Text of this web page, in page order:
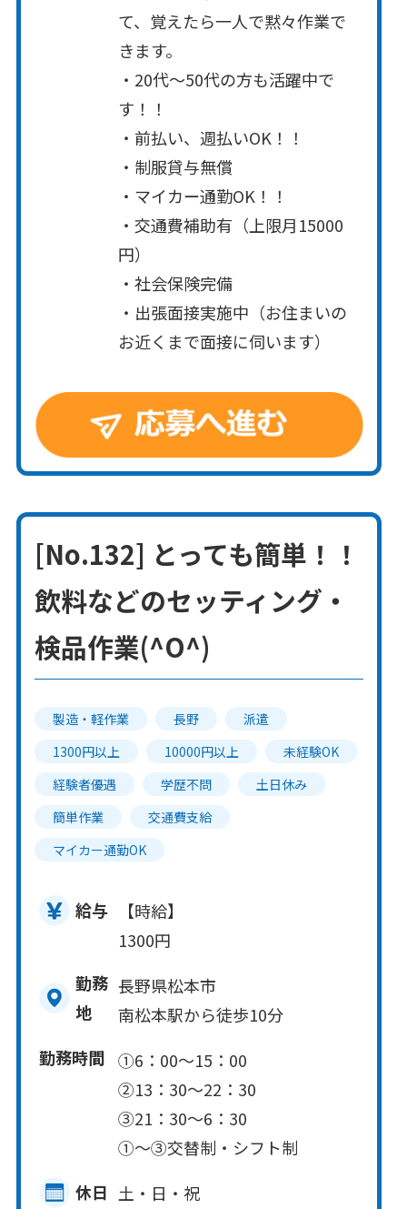
て、覚えたら一人で黙々作業で
きます。
・20代～50代の方も活躍中で
す！！
・前払い、週払いOK！！
・制服貸与無償
・マイカー通勤OK！！
・交通費補助有（上限月15000
円）
・社会保険完備
・出張面接実施中（お住まいの
お近くまで面接に伺います）
[No.132] とっても簡単！！
飲料などのセッティング・
検品作業(^O^)
製造・軽作業 長野
派遣
1300円以上
10000円以上
未経験OK
経験者優遇
学歴不問
土日休み
簡単作業
交通費支給
マイカー通勤OK
給与
【時給】
1300円
勤務
地
長野県松本市
南松本駅から徒歩10分
勤務時間 ①6：00～15：00
②13：30～22：30
③21：30～6：30
①～③交替制・シフト制
休日 土・日・祝